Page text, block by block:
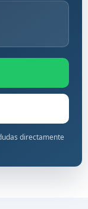
directamente